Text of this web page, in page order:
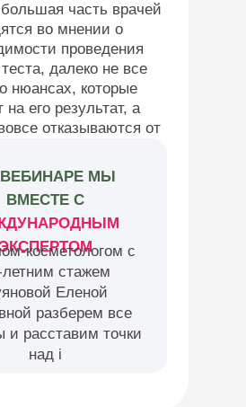
часть врачей
во мнении о
проведения
далеко не все
нюансах, которые
его результат, а
отказываются от
МЫ
ВМЕСТЕ С
косметологом с
летним стажем
Еленой
разберем все
и расставим точки
над i